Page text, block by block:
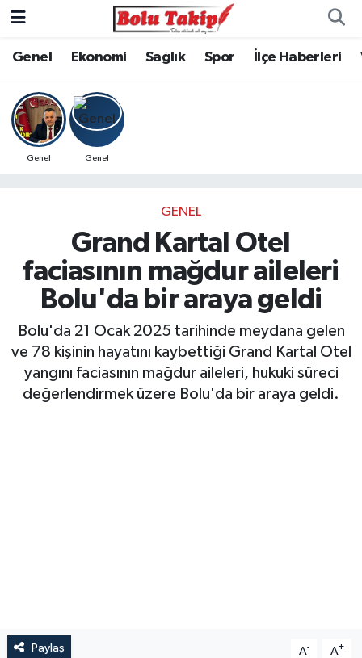
Genel Ekonomi Sağlık Spor İlçe Haberleri
Genel Genel
GENEL
Grand Kartal Otel
faciasının mağdur aileleri
Bolu'da bir araya geldi
Bolu'da 21 Ocak 2025 tarihinde meydana gelen
ve 78 kişinin hayatını kaybettiği Grand Kartal Otel
yangını faciasının mağdur aileleri, hukuki süreci
değerlendirmek üzere Bolu'da bir araya geldi.
Paylaş A- A+